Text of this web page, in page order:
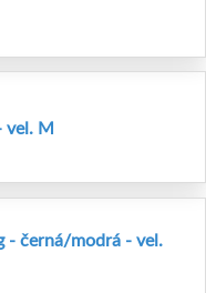
vel. M
- černá/modrá - vel.